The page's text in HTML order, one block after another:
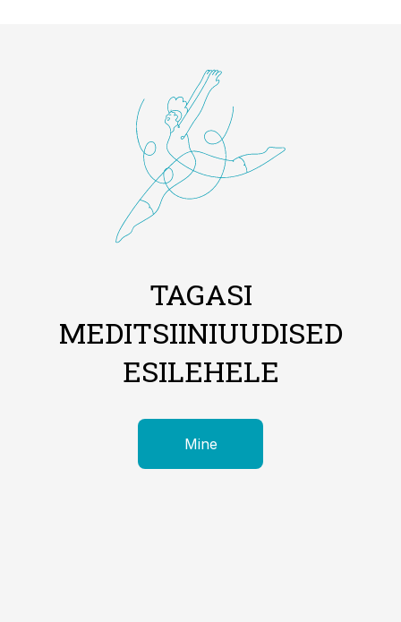
TAGASI
MEDITSIINIUUDISED
ESILEHELE
Mine